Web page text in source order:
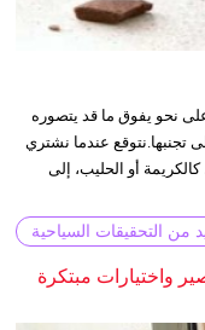
نحو يفوق ما قد يتصوره
عندما نشتري
أو الحليب، إلى
من التحقيقات السياحية
واختيارات مبتكرة